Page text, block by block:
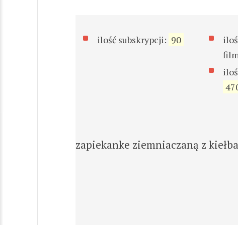
ilość subskrypcji: 90
zapiekanke ziemniaczaną z